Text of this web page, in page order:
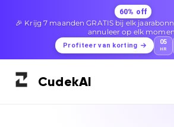
60% off
🎉 Krijg 7 maanden GRATIS bij elk
annuleer op elk
Profiteer van korting 05
HR
CudekAI